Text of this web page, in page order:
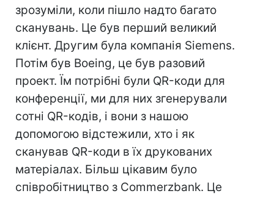
зрозуміли, коли пішло надто багато
сканувань. Це був перший великий
клієнт. Другим була компанія Siemens.
Потім був Boeing, це був разовий
проект. Їм потрібні були QR-коди для
конференції, ми для них згенерували
сотні QR-кодів, і вони з нашою
допомогою відстежили, хто і як
сканував QR-коди в їх друкованих
матеріалах. Більш цікавим було
співробітництво з Commerzbank. Це